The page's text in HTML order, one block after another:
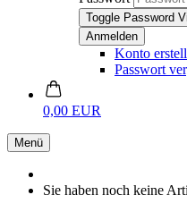
Toggle Password
Konto
Passwort
0,00 EUR
Menü
Sie haben noch keine